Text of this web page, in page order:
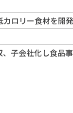
ロリー食材を開
子会社化し食品